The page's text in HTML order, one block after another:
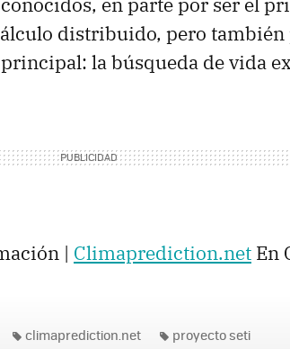
distribuido, pero también
la búsqueda de vida
| Climaprediction.net En
climaprediction.net proyecto seti